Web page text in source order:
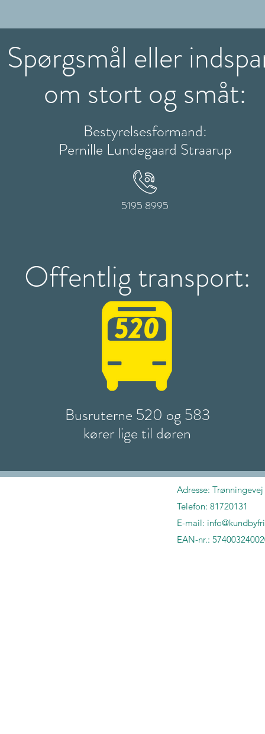
Spørgsmål eller
om stort og småt:
Bestyrelsesformand:
Pernille Lundegaard Straarup
5195 8995
Offentlig transport:
Busruterne 520 og 583
kører lige til døren
Adresse:
Telefon: 81720131
E-mail:
EAN-nr.: